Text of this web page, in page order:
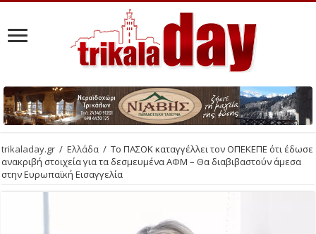
trikaladay.gr / Ελλάδα / Το ΠΑΣΟΚ καταγγέλλει τον ΟΠΕΚΕΠΕ ότι έδωσε
ανακριβή στοιχεία για τα δεσμευμένα ΑΦΜ – Θα διαβιβαστούν άμεσα
στην Ευρωπαϊκή Εισαγγελία